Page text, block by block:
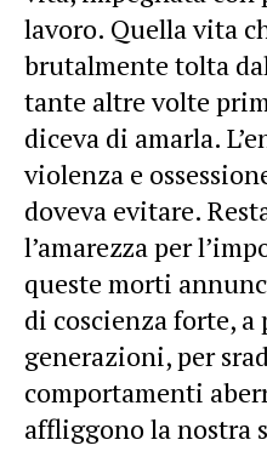
lavoro. Quella vita
brutalmente tolta
tante altre volte
diceva di amarla.
violenza e
doveva evitare.
l’amarezza per
queste morti
di coscienza forte,
generazioni, per
comportamenti
affliggono la nostra